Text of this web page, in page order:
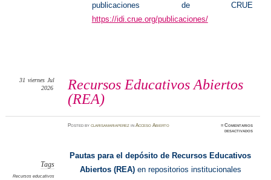
publicaciones de CRUE
https://idi.crue.org/publicaciones/
Recursos Educativos Abiertos
(REA)
31 viernes Jul
2026
Postedbyclarisamariaperez inAcceso Abierto ≈Comentarios
desactivadosen
Tags
Recursos educativos
Pautas para el depósito de Recursos Educativos
Abiertos (REA)en repositorios institucionales